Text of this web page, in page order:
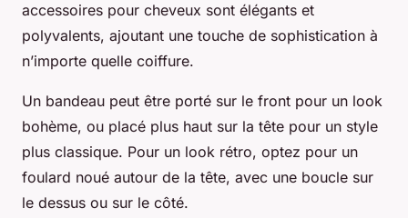
accessoires pour cheveux sont élégants et
polyvalents, ajoutant une touche de sophistication à
n’importe quelle coiffure.
Un bandeau peut être porté sur le front pour un look
bohème, ou placé plus haut sur la tête pour un style
plus classique. Pour un look rétro, optez pour un
foulard noué autour de la tête, avec une boucle sur
le dessus ou sur le côté.